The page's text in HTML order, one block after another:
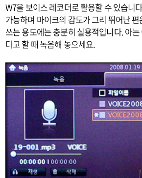
W7을 보이스 레코더로 활용할 수 있습니
가능하며 마이크의 감도가 그리 뛰어난
쓰는 용도에는 충분히 실용적입니다. 아
다고 할 때 녹음해 놓으세요.